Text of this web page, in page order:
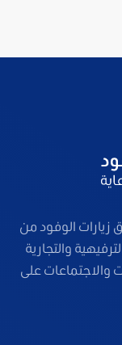
الوفود من
والتجارية
والاجتماعات على